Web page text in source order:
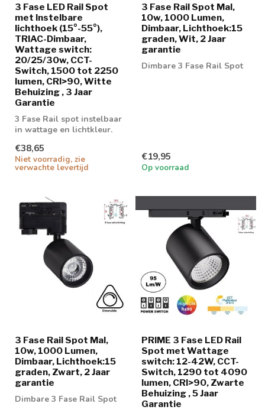
3 Fase LED Rail Spot
met Instelbare
lichthoek (15°-55°),
TRIAC-Dimbaar,
Wattage switch:
20/25/30w, CCT-
Switch, 1500 tot 2250
lumen, CRI>90, Witte
Behuizing , 3 Jaar
Garantie
3 Fase Rail spot instelbaar
in wattage en lichtkleur.
€38,65
Niet voorradig, zie
verwachte levertijd
3 Fase Rail Spot Mal,
10w, 1000 Lumen,
Dimbaar, Lichthoek:15
graden, Wit, 2 Jaar
garantie
Dimbare 3 Fase Rail Spot
€19,95
Op voorraad
3 Fase Rail Spot Mal,
10w, 1000 Lumen,
Dimbaar, Lichthoek:15
graden, Zwart, 2 Jaar
garantie
Dimbare 3 Fase Rail Spot
PRIME 3 Fase LED Rail
Spot met Wattage
switch: 12-42W, CCT-
Switch, 1290 tot 4090
lumen, CRI>90, Zwarte
Behuizing , 5 Jaar
Garantie